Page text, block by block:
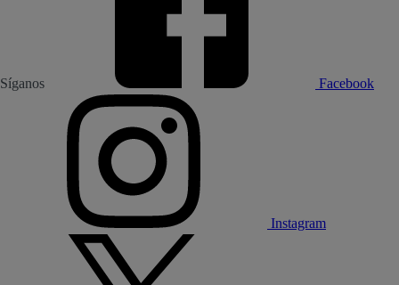
Síganos Facebook
Instagram